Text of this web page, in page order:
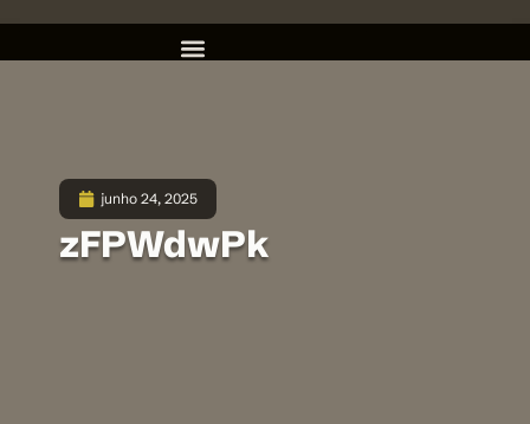
junho 24, 2025
zFPWdwPk